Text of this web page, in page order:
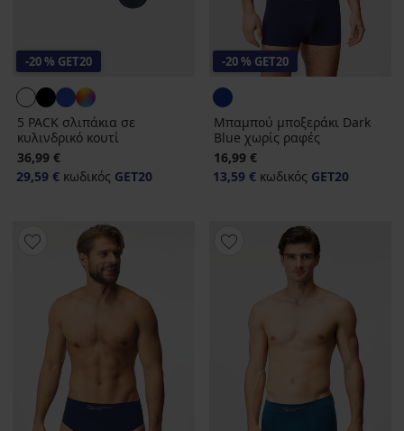
-20 % GET20
5 PACK σλιπάκια σε
κυλινδρικό κουτί
36,99 €
29,59 € κωδικός GET20
-20 % GET20
Μπαμπού μποξεράκι Dark
Blue χωρίς ραφές
16,99 €
13,59 € κωδικός GET20